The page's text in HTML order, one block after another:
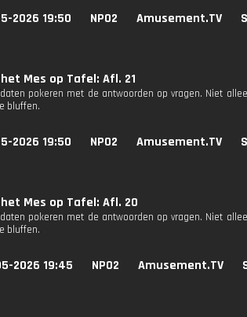
2026 19:50 NPO2 Amusement.TV
Mes op Tafel: Afl. 21
pokeren met de antwoorden op vragen. Niet
bluffen.
2026 19:50 NPO2 Amusement.TV
Mes op Tafel: Afl. 20
pokeren met de antwoorden op vragen. Niet
bluffen.
2026 19:45 NPO2 Amusement.TV